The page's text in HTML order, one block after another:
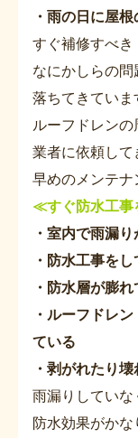
・雨の日に屋
すぐ補修すべき
なにかしらの
落ちてきていま
ルーフドレンの
業者に依頼して
早めのメンテ
≪すぐ防水工
・室内で雨漏
・防水工事を
・防水層が膨
・ルーフドレ
ている
・剥がれたり
雨漏りしていな
防水効果がかな